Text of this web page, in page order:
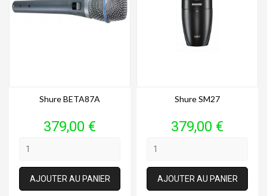
Shure BETA87A
Prix
379,00 €
AJOUTER AU PANIER
Shure SM27
Prix
379,00 €
AJOUTER AU PANIER